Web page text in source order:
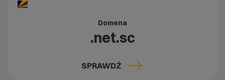
Domena
.net.sc
SPRAWDŹ